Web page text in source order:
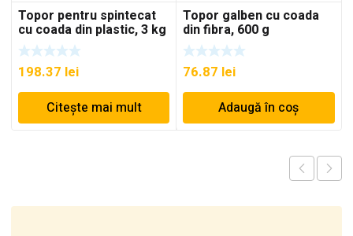
Topor pentru spintecat
cu coada din plastic, 3 kg
198.37 lei
Citește mai mult
Topor galben cu coada
din fibra, 600 g
76.87 lei
Adaugă în coș